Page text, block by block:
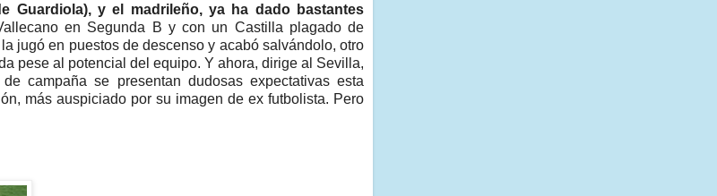
Guardiola), y el madrileño, ya ha dado bastantes
en Segunda B y con un Castilla plagado de
jugó en puestos de descenso y acabó salvándolo, otro
pese al potencial del equipo. Y ahora, dirige al Sevilla,
campaña se presentan dudosas expectativas esta
más auspiciado por su imagen de ex futbolista. Pero